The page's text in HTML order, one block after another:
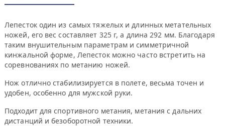
Лепесток один из самых тяжелых и длинных метательных
ножей, его вес составляет 325 г, а длина 292 мм. Благодаря
таким внушительным параметрам и симметричной
кинжальной форме, Лепесток можно часто встретить на
соревнованиях по метанию ножей.
Нож отлично стабилизируется в полете, весьма точен и
удобен, особенно для мужской руки.
Подходит для спортивного метания, метания с дальних
дистанций и безоборотной техники.